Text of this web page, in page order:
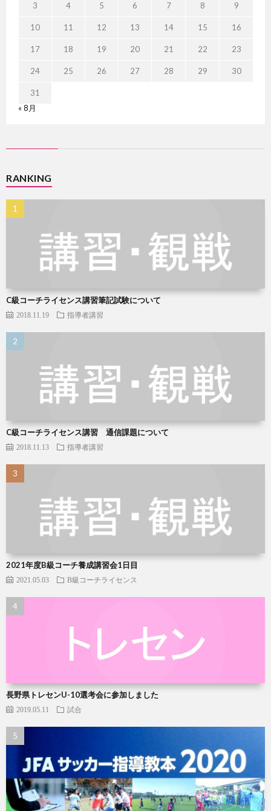
3 4 5 6 7 8 9
10 11 12 13 14 15 16
17 18 19 20 21 22 23
24 25 26 27 28 29 30
31
« 8月
RANKING
C級コーチライセンス講習筆記試験について
2018.11.19 指導者講習
C級コーチライセンス講習 通信課題について
2018.11.13 指導者講習
2021年度B級コーチ養成講習会1日目
2021.05.03 B級コーチライセンス
長野県トレセンU-10選考会に参加しました
2019.05.11 試合